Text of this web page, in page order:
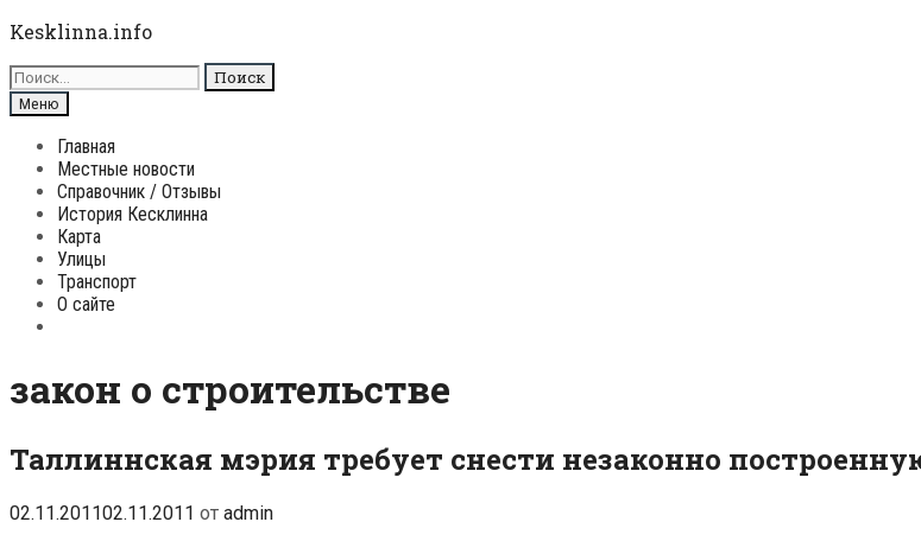
Перейти
содержимому
Kesklinna.info
Поиск
для:
Поиск
Меню
Главная
Местные новости
Справочник / Отзывы
История Кесклинна
Карта
Улицы
Транспорт
О сайте
закон о строительстве
Таллиннская мэрия требует снести незаконно
02.11.201102.11.2011 от admin